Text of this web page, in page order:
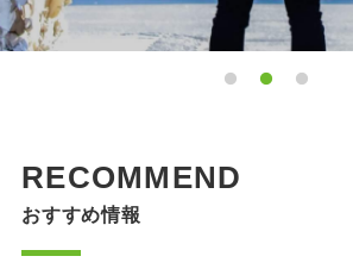
RECOMMEND
おすすめ情報